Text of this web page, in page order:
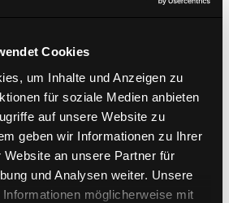
Cookies
um Inhalte und Anzeigen zu
für soziale Medien anbieten
auf unsere Website zu
geben wir Informationen zu Ihrer
Website an unsere Partner für
und Analysen weiter. Unsere
möglicherweise mit
Die erste und vielfach
des Dondola® Sitzgelenks von